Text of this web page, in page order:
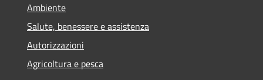
Ambiente
Salute, benessere e assistenza
Autorizzazioni
Agricoltura e pesca